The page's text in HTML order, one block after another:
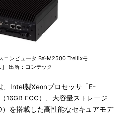
コンピュータ BX-M2500 Trellixモ
出所：コンテック
Intel製Xeonプロセッサ「E-
16GB ECC）、大容量ストレージ
）を搭載した高性能なセキュアモデ